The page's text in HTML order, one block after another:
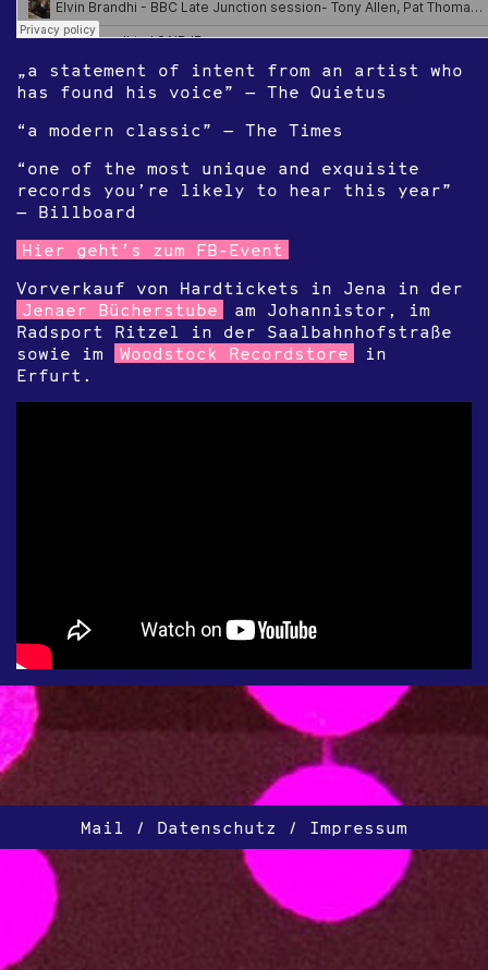
„a statement of intent from an artist who
has found his voice” — The Quietus
“a modern classic” — The Times
“one of the most unique and exquisite
records you’re likely to hear this year”
— Billboard
Hier geht’s zum FB-Event
Vorverkauf von Hardtickets in Jena in der
Jenaer Bücherstube
am Johannistor, im
Radsport Ritzel in der Saalbahnhofstraße
sowie im
Woodstock Recordstore
in
Erfurt.
Mail Datenschutz Impressum